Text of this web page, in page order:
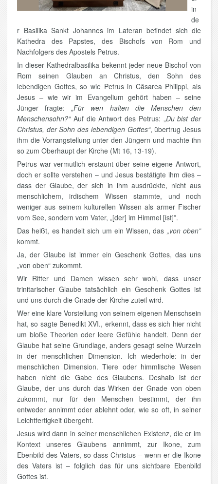
in
de
r Basilika Sankt Johannes im Lateran befindet sich die
Kathedra des Papstes, des Bischofs von Rom und
Nachfolgers des Apostels Petrus.
In dieser Kathedralbasilika bekennt jeder neue Bischof von
Rom seinen Glauben an Christus, den Sohn des
lebendigen Gottes, so wie Petrus in Cäsarea Philippi, als
Jesus – wie wir im Evangelium gehört haben – seine
Jünger fragte: „Für wen halten die Menschen den
Menschensohn?“Auf die Antwort des Petrus: „Du bist der
Christus, der Sohn des lebendigen Gottes“, übertrug Jesus
ihm die Vorrangstellung unter den Jüngern und machte ihn
so zum Oberhaupt der Kirche (Mt 16, 13-19).
Petrus war vermutlich erstaunt über seine eigene Antwort,
doch er sollte verstehen – und Jesus bestätigte ihm dies –
dass der Glaube, der sich in ihm ausdrückte, nicht aus
menschlichem, irdischem Wissen stammte, und noch
weniger aus seinem kulturellen Wissen als armer Fischer
vom See, sondern vom Vater, „[der] im Himmel [ist]”.
Das heißt, es handelt sich um ein Wissen, das „von oben”
kommt.
Ja, der Glaube ist immer ein Geschenk Gottes, das uns
„von oben“ zukommt.
Wir Ritter und Damen wissen sehr wohl, dass unser
trinitarischer Glaube tatsächlich ein Geschenk Gottes ist
und uns durch die Gnade der Kirche zuteil wird.
Wer eine klare Vorstellung von seinem eigenen Menschsein
hat, so sagte Benedikt XVI., erkennt, dass es sich hier nicht
um bloße Theorien oder leere Gefühle handelt. Denn der
Glaube hat seine Grundlage, anders gesagt seine Wurzeln
in der menschlichen Dimension. Ich wiederhole: in der
menschlichen Dimension. Tiere oder himmlische Wesen
haben nicht die Gabe des Glaubens. Deshalb ist der
Glaube, der uns durch das Wirken der Gnade von oben
zukommt, nur für den Menschen bestimmt, der ihn
entweder annimmt oder ablehnt oder, wie so oft, in seiner
Leichtfertigkeit übergeht.
Jesus wird dann in seiner menschlichen Existenz, die er im
Kontext unseres Glaubens annimmt, zur Ikone, zum
Ebenbild des Vaters, so dass Christus – wenn er die Ikone
des Vaters ist – folglich das für uns sichtbare Ebenbild
Gottes ist.